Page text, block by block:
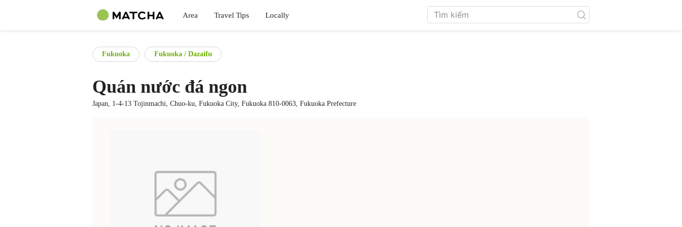
Area Travel Tips Locally
Fukuoka Fukuoka / Dazaifu
Quán nước đá ngon
Japan, 1-4-13 Tojinmachi, Chuo-ku, Fukuoka City, Fukuoka 810-0063, Fukuoka Prefecture